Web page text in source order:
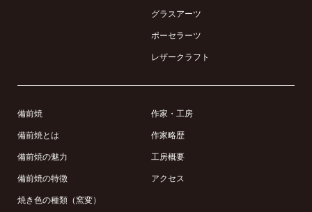
グラスアーツ
ポーセラーツ
レザークラフト
備前焼
備前焼とは
備前焼の魅力
備前焼の特徴
焼き色の種類（窯変）
作家・工房
作家略歴
工房概要
アクセス